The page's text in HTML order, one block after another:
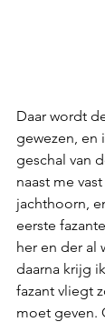
Daar wordt
gewezen, en
geschal van
naast me
jachthoorn,
eerste
her en der al
daarna krijg
fazant vliegt
moet geven.